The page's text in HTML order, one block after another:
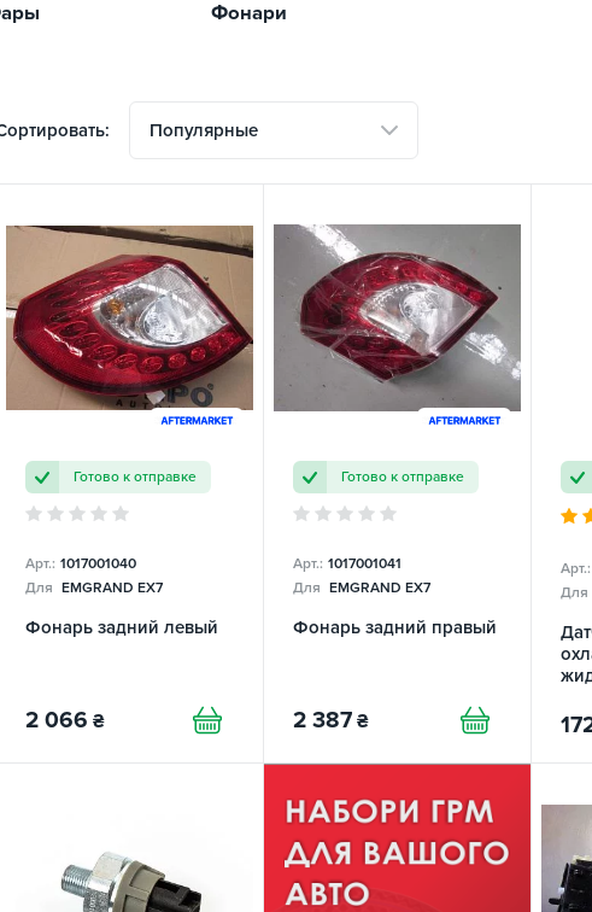
Фонари
Популярные
Готово к отправке
Арт.: 1017001040
Для EMGRAND EX7
Фонарь задний левый
2 066 ₴
Готово к отправке
Арт.: 1017001041
Для EMGRAND EX7
Фонарь задний правый
2 387 ₴
Арт.:
Для